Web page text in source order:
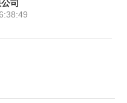
司